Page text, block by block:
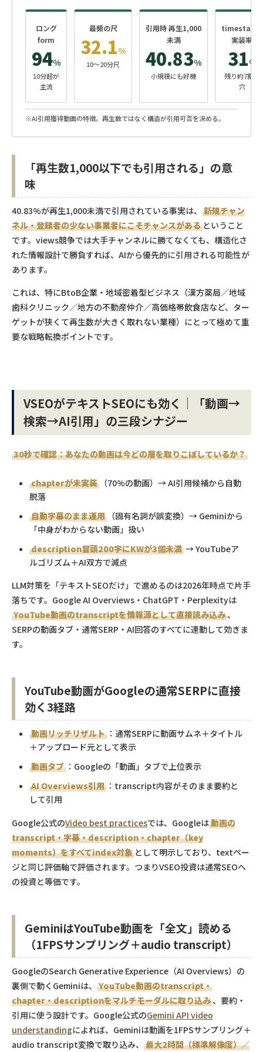
ロング
form
94%
10分超が
主流
最頻の尺
32.1%
10〜20分尺
引用時 再生1,000
未満
40.83%
小規模にも好機
timestamp
実装率
31%
残り約7割が
穴
※AI引用獲得動画の特徴。再生数ではなく構造が引用可否を決める。
「再生数1,000以下でも引用される」の意
味
40.83%が再生1,000未満で引用されている事実は、
新規チャン
ネル・登録者の少ない事業者にこそチャンスがある ということ
です。views競争では大手チャンネルに勝てなくても、構造化さ
れた情報設計で勝負すれば、AIから優先的に引用される可能性が
あります。
これは、特にBtoB企業・地域密着型ビジネス（漢方薬局／地域
歯科クリニック／地方の不動産仲介／高価格帯飲食店など、ター
ゲットが狭くて再生数が大きく取れない業種）にとって極めて重
要な戦略転換ポイントです。
VSEOがテキストSEOにも効く｜「動画→
検索→AI引用」の三段シナジー
30秒で確認：あなたの動画は今どの層を取りこぼしているか？
chapterが未実装 （70%の動画）→ AI引用候補から自動
脱落
自動字幕のまま運用 （固有名詞が誤変換）→ Geminiから
「中身がわからない動画」扱い
description冒頭200字にKWが3個未満 → YouTubeア
ルゴリズム＋AI双方で減点
LLM対策を「テキストSEOだけ」で進めるのは2026年時点で片手
落ちです。Google AI Overviews・ChatGPT・Perplexityは
YouTube動画のtranscriptを情報源として直接読み込み 、
SERPの動画タブ・通常SERP・AI回答のすべてに連動して効きま
す。
YouTube動画がGoogleの通常SERPに直接
効く3経路
動画リッチリザルト ：通常SERPに動画サムネ＋タイトル
＋アップロード元として表示
動画タブ ：Googleの「動画」タブで上位表示
AI Overviews引用 ：transcript内容がそのまま要約と
して引用
Google公式のVideo best practicesでは、Googleは動画の
transcript・字幕・description・chapter（key
moments）をすべてindex対象 として明示しており、textペー
ジと同じ評価軸で評価されます。つまりVSEO投資は通常SEOへ
の投資と等価です。
GeminiはYouTube動画を「全文」読める
（1FPSサンプリング＋audio transcript）
GoogleのSearch Generative Experience（AI Overviews）の
裏側で動くGeminiは、
YouTube動画のtranscript・
chapter・descriptionをマルチモーダルに取り込み 、要約・
引用に使う設計です。Google公式のGemini API video
understandingによれば、Geminiは動画を1FPSサンプリング＋
audio transcript変換で取り込み、
最大2時間（標準解像度）／